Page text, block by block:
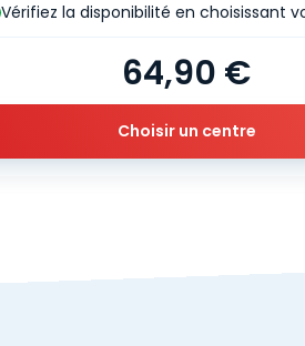
64,90 €
Vérifiez la disponibilité en choisissant
Choisir un centre